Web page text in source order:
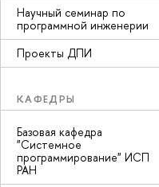
Научный семинар по
программной инженерии
Проекты ДПИ
КАФЕДРЫ
Базовая кафедра
"Системное
программирование" ИСП
РАН